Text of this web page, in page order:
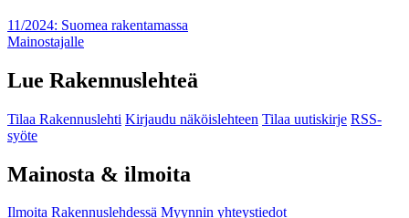
11/2024: Suomea rakentamassa
Mainostajalle
Lue Rakennuslehteä
Tilaa Rakennuslehti Kirjaudu näköislehteen Tilaa uutiskirje RSS-
syöte
Mainosta & ilmoita
Ilmoita Rakennuslehdessä Myynnin yhteystiedot